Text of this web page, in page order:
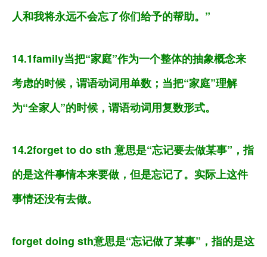
人和我将永远不会忘了你们给予的帮助。”
14.1family当把“家庭”作为一个整体的抽象概念来
考虑的时候，谓语动词用单数；当把“家庭”理解
为“全家人”的时候，谓语动词用复数形式。
14.2forget to do sth 意思是“忘记要去做某事”，指
的是这件事情本来要做，但是忘记了。实际上这件
事情还没有去做。
forget doing sth意思是“忘记做了某事”，指的是这